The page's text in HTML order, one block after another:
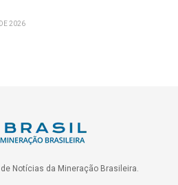
2026
Notícias da Mineração Brasileira.